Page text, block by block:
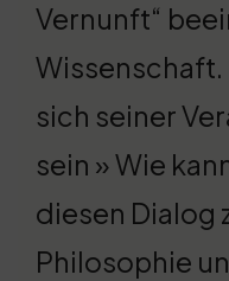
Vernunft“
Wissenschaft.
sich seiner
sein » Wie
diesen Dialog
Philosophie